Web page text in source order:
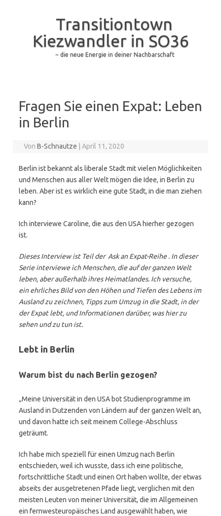
Transitiontown
Kiezwandler in SO36
~ die neue Energie in deiner Nachbarschaft
Fragen Sie einen Expat: Leben
in Berlin
VonB-Schnautze April 11, 2020
Berlin ist bekannt als liberale Stadt mit vielen Möglichkeiten
und Menschen aus aller Welt mögen die Idee, in Berlin zu
leben. Aber ist es wirklich eine gute Stadt, in die man ziehen
kann?
Ich interviewe Caroline, die aus den USA hierher gezogen
ist.
Dieses Interview ist Teil der Ask an Expat-Reihe . In dieser
Serie interviewe ich Menschen, die auf der ganzen Welt
leben, aber außerhalb ihres Heimatlandes. Ich versuche,
ein ehrliches Bild von den Höhen und Tiefen des Lebens im
Ausland zu zeichnen, Tipps zum Umzug in die Stadt, in der
der Expat lebt, und Informationen darüber, was hier zu
sehen und zu tun ist.
Lebt in Berlin
Warum bist du nach Berlin gezogen?
„Meine Universität in den USA bot Studienprogramme im
Ausland in Dutzenden von Ländern auf der ganzen Welt an,
und davon hatte ich seit meinem College-Abschluss
geträumt.
Ich habe mich speziell für einen Umzug nach Berlin
entschieden, weil ich wusste, dass ich eine politische,
fortschrittliche Stadt und einen Ort haben wollte, der etwas
abseits der ausgetretenen Pfade liegt, verglichen mit den
meisten Leuten von meiner Universität, die im Allgemeinen
ein fernwesteuropäisches Land ausgewählt haben, wie